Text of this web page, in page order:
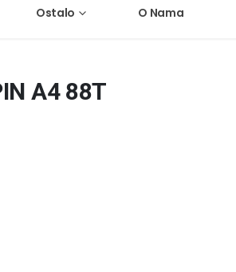
Ostalo O Nama
A4 88T